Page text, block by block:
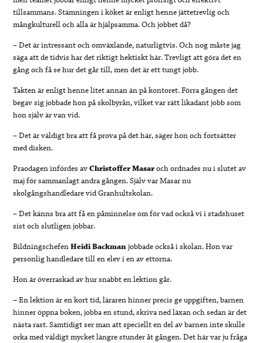
tillsammans. Stämningen i köket är enligt henne jättetrevlig och
mångkulturell och alla är hjälpsamma. Och jobbet då?
– Det är intressant och omväxlande, naturligtvis. Och nog måste jag
säga att de tidvis har det riktigt hektiskt här. Trevligt att göra det en
gång och få se hur det går till, men det är ett tungt jobb.
Takten är enligt henne litet annan än på kontoret. Förra gången det
begav sig jobbade hon på skolbyrån, vilket var rätt likadant jobb som
hon själv är van vid.
– Det är väldigt bra att få prova på det här, säger hon och fortsätter
med disken.
Praodagen infördes avChristoffer Masaroch ordnades nu i slutet av
maj för sammanlagt andra gången. Själv var Masar nu
skolgångshandledare vid Granhultskolan.
– Det känns bra att få en påminnelse om för vad också vi i stadshuset
sist och slutligen jobbar.
BildningschefenHeidi Backmanjobbade också i skolan. Hon var
personlig handledare till en elev i en av ettorna.
Hon är överraskad av hur snabbt en lektion går.
– En lektion är en kort tid, läraren hinner precis ge uppgiften, barnen
hinner öppna boken, jobba en stund, skriva ned läxan och sedan är det
nästa rast. Samtidigt ser man att speciellt en del av barnen inte skulle
orka med väldigt mycket längre stunder åt gången. Det här var ju fråga